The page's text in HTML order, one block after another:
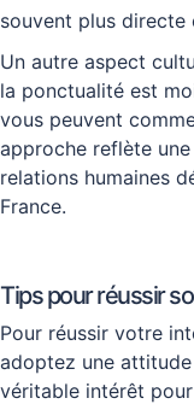
souvent plus directe
Un autre aspect
la ponctualité est
vous peuvent
approche reflète
relations humaines
France.
Tips pour réussir
Pour réussir votre
adoptez une
véritable intérêt